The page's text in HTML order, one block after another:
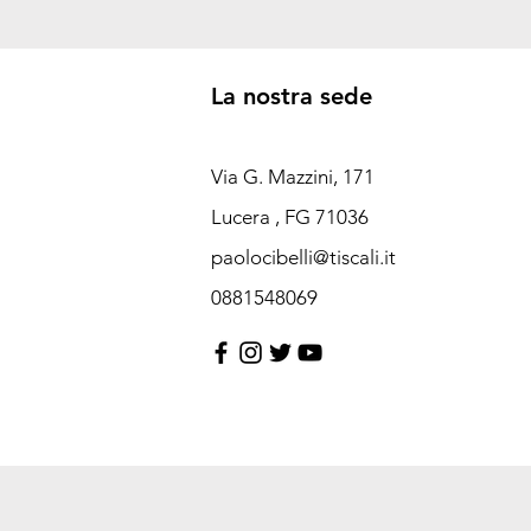
La nostra sede
Via G. Mazzini, 171
Lucera , FG 71036
paolocibelli@tiscali.it
0881548069